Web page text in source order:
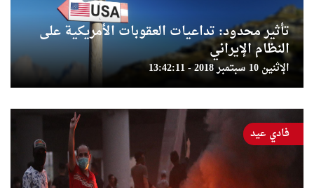
تأثير محدود: تداعيات العقوبات الأمريكية على
النظام الإيراني
الإثنين 10 سبتمبر 2018 - 13:42:11
فادي عيد